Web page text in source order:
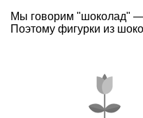
Мы говорим "шоколад"
Поэтому фигурки из